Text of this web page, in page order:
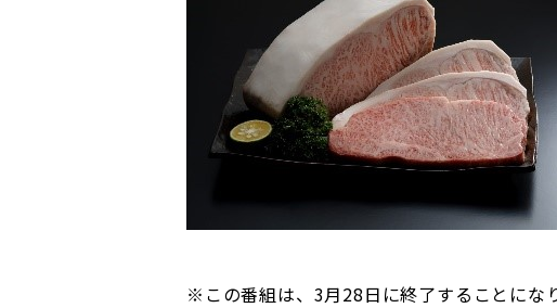
※この番組は、3月28日に終了することにな